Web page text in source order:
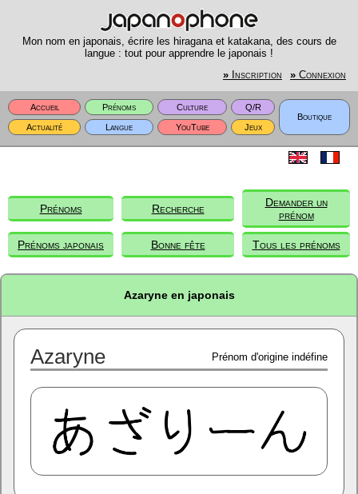
Mon nom en japonais, écrire les hiragana et katakana, des cours de
langue : tout pour apprendre le japonais !
» Inscription » Connexion
Accueil Prénoms Culture
Q/R
Boutique
Actualité
Langue YouTube Jeux
Prénoms Recherche
Demander un
prénom
Prénoms japonais Bonne fête Tous les prénoms
Azaryne en japonais
Azaryne Prénom d'origine indéfine